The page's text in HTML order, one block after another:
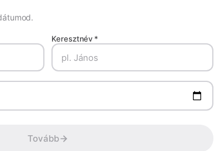
Keresztnév *
Tovább